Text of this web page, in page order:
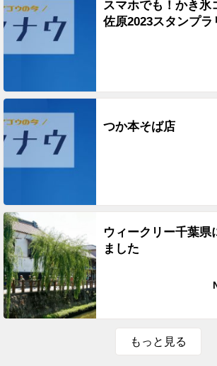
スマホでも！かき氷
佐原2023スタンプラ
つか本そば店
ウィークリー千葉県
ました
もっと見る